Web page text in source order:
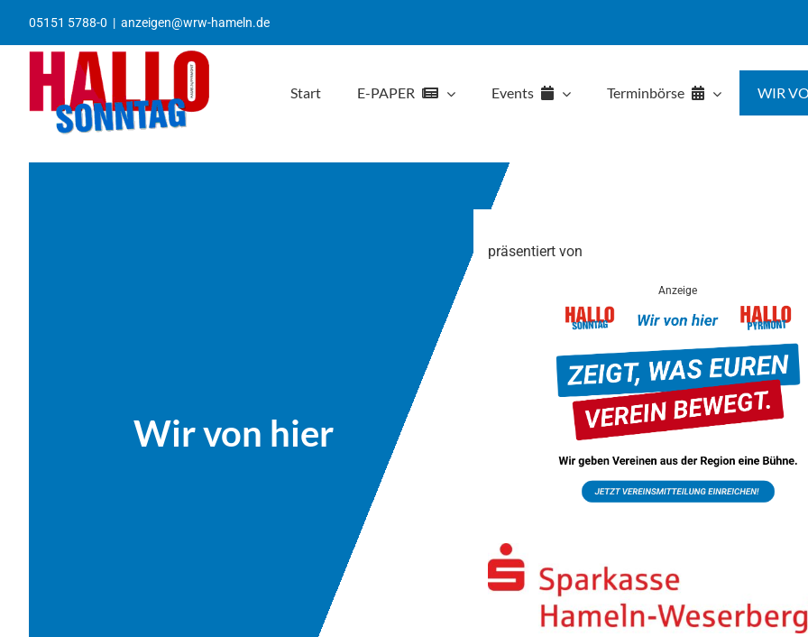
05151 5788-0 | anzeigen@wrw-hameln.de
Start E-PAPER Events Terminbörse WIR
Wir von hier
präsentiert von
Anzeige